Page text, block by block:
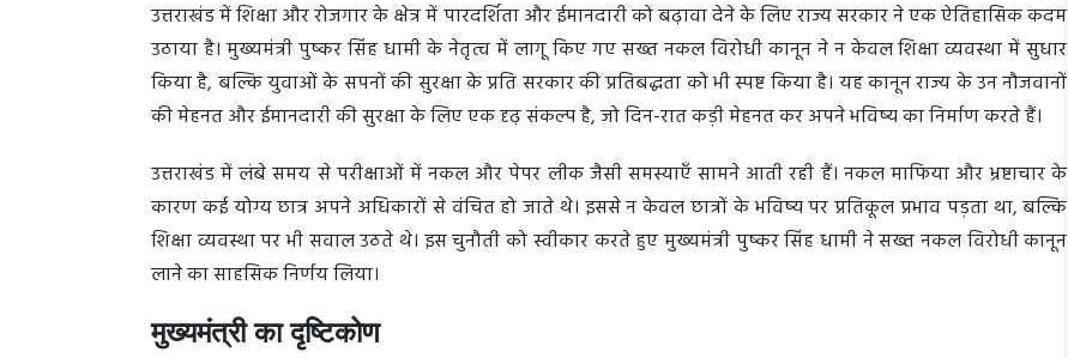
उत्तराखंड में शिक्षा और रोजगार के क्षेत्र में पारदर्शिता और ईमानदारी को बढ़ावा देने के लिए राज्य सरकार ने एक ऐतिहासिक कदम
उठाया है। मुख्यमंत्री पुष्कर सिंह धामी के नेतृत्व में लागू किए गए सख्त नकल विरोधी कानून ने न केवल शिक्षा व्यवस्था में सुधार
किया है, बल्कि युवाओं के सपनों की सुरक्षा के प्रति सरकार की प्रतिबद्धता को भी स्पष्ट किया है। यह कानून राज्य के उन नौजवानों
की मेहनत और ईमानदारी की सुरक्षा के लिए एक दृढ़ संकल्प है, जो दिन-रात कड़ी मेहनत कर अपने भविष्य का निर्माण करते हैं।
उत्तराखंड में लंबे समय से परीक्षाओं में नकल और पेपर लीक जैसी समस्याएँ सामने आती रही हैं। नकल माफिया और भ्रष्टाचार के
कारण कई योग्य छात्र अपने अधिकारों से वंचित हो जाते थे। इससे न केवल छात्रों के भविष्य पर प्रतिकूल प्रभाव पड़ता था, बल्कि
शिक्षा व्यवस्था पर भी सवाल उठते थे। इस चुनौती को स्वीकार करते हुए मुख्यमंत्री पुष्कर सिंह धामी ने सख्त नकल विरोधी कानून
लाने का साहसिक निर्णय लिया।
मुख्यमंत्री का दृष्टिकोण